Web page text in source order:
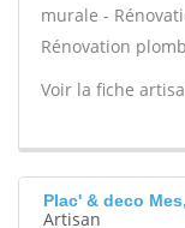
murale -
Rénovation
Voir la fiche
Plac' & deco
Artisan